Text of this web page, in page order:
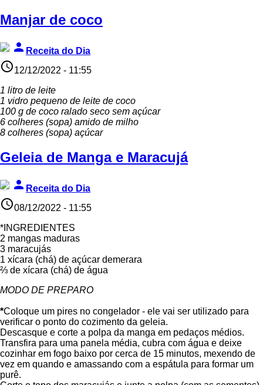
Manjar de coco
person Receita do Dia
access_time12/12/2022 - 11:55
1 litro de leite
1 vidro pequeno de leite de coco
100 g de coco ralado seco sem açúcar
6 colheres (sopa) amido de milho
8 colheres (sopa) açúcar
Geleia de Manga e Maracujá
person Receita do Dia
access_time08/12/2022 - 11:55
*INGREDIENTES
2 mangas maduras
3 maracujás
1 xícara (chá) de açúcar demerara
⅔ de xícara (chá) de água
MODO DE PREPARO
*Coloque um pires no congelador - ele vai ser utilizado para
verificar o ponto do cozimento da geleia.
Descasque e corte a polpa da manga em pedaços médios.
Transfira para uma panela média, cubra com água e deixe
cozinhar em fogo baixo por cerca de 15 minutos, mexendo de
vez em quando e amassando com a espátula para formar um
purê.